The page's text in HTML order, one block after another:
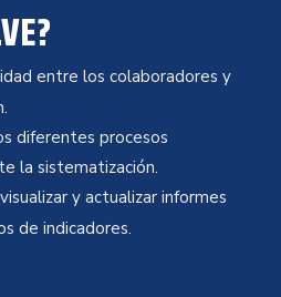
entre los colaboradores y
diferentes procesos
la sistematización.
y actualizar informes
de indicadores.